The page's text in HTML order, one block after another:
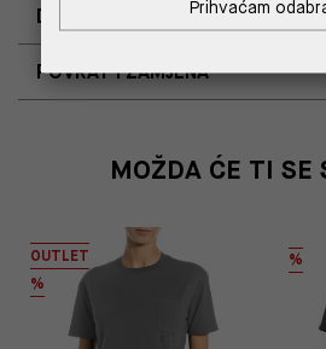
DOSTAVA
POVRAT I ZAMJENA
MOŽDA ĆE TI SE
OUTLET
%
%
Prihvaćam